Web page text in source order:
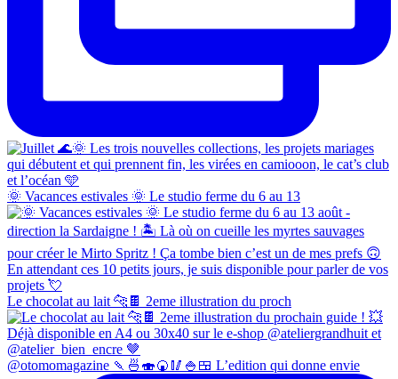
🌞 Vacances estivales 🌞 Le studio ferme du 6 au 13
Le chocolat au lait 🐆🍫 2eme illustration du proch
@otomomagazine 🍡🍜🍣🍘🥢🍚🍱 L’edition qui donne envie